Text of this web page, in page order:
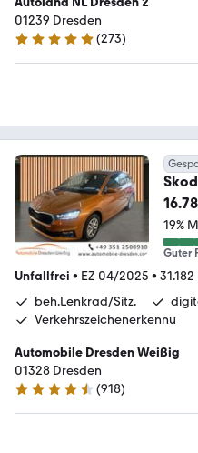
01239 Dresden
4.9 Sterne
(273)
*
19%
Guter
Unfallfrei • EZ 04/2025 • 31.182
beh.Lenkrad/Sitz.
Verkehrszeichenerkennu
Automobile Dresden Weißig
01328 Dresden
4.4 Sterne
(918)